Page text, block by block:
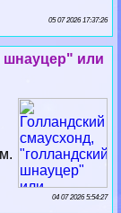
05 07 2026 17:37:26
шнауцер" или
04 07 2026 5:54:27